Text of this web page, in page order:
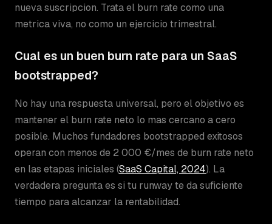
nueva suscripcion. Trata el burn rate como una
metrica viva, no como un ejercicio trimestral.
Cual es un buen burn rate para un SaaS
bootstrapped?
No hay una respuesta universal, pero el objetivo es
mantener el burn rate neto lo mas cercano a cero
posible. Muchos fundadores bootstrapped exitosos
operan con menos de 2 000 €/mes de burn rate neto
en las etapas iniciales (SaaS Capital, 2024). La
verdadera pregunta es si tu runway te da suficiente
tiempo para alcanzar la rentabilidad.